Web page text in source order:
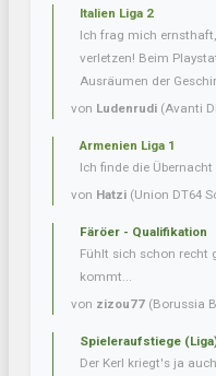
Italien Liga 2
Ich frag mich
verletzen! Beim
Ausräumen der
von Ludenrudi (Avanti
Armenien Liga 1
Ich finde die
von Hatzi (Union DT64
Färöer - Qualifikation
Fühlt sich schon recht
kommt...
von zizou77 (Borussia
Spieleraufstiege
Der Kerl kriegt's ja